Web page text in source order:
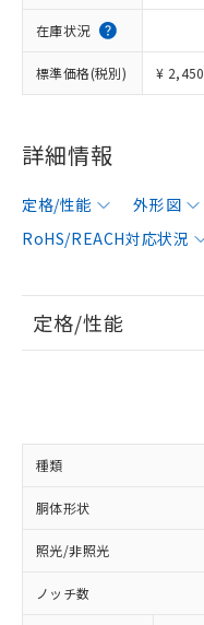
在庫状況
標準価格(税別) ¥ 2,450
詳細情報
定格/性能 外形図
RoHS/REACH対応状況
定格/性能
種類
胴体形状
照光/非照光
ノッチ数